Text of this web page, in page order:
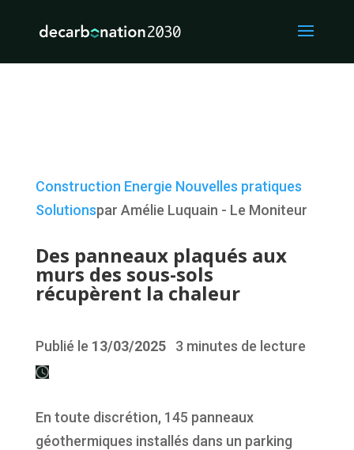
Construction Energie Nouvelles pratiques
Solutionspar Amélie Luquain - Le Moniteur
Des panneaux plaqués aux
murs des sous-sols
récupèrent la chaleur
Publié le 13/03/20253 minutes de lecture
En toute discrétion, 145 panneaux
géothermiques installés dans un parking